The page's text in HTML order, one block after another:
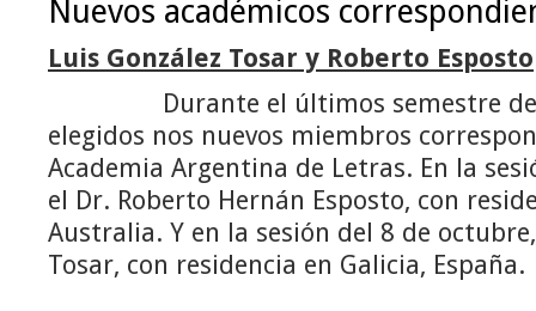
Nuevos académicos
Luis González Tosar y Roberto Esposto
Durante el últimos semestre de
elegidos nos nuevos miembros
Academia Argentina de Letras. En la
el Dr. Roberto Hernán Esposto, con
Australia. Y en la sesión del 8 de
Tosar, con residencia en Galicia, España.